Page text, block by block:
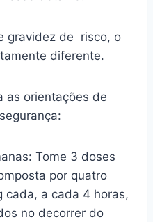
gravidez de risco, o
diferente.
as orientações de
Tome 3 doses
por quatro
cada, a cada 4 horas,
no decorrer do